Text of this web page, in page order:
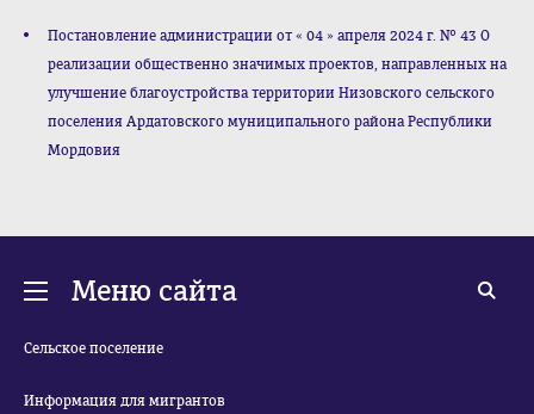
Постановление администрации от « 04 » апреля 2024 г. № 43 О
реализации общественно значимых проектов, направленных на
улучшение благоустройства территории Низовского сельского
поселения Ардатовского муниципального района Республики
Мордовия
Меню сайта
Сельское поселение
Информация для мигрантов